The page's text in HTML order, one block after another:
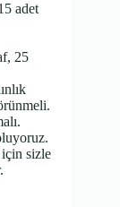
adet
25
sizle